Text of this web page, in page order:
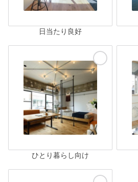
日当たり良好
ひとり暮らし向け